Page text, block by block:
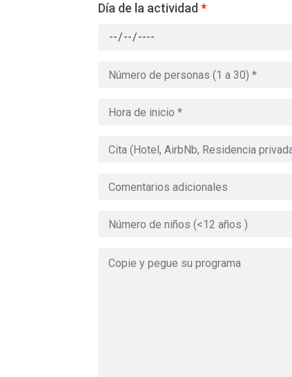
Día de la actividad *